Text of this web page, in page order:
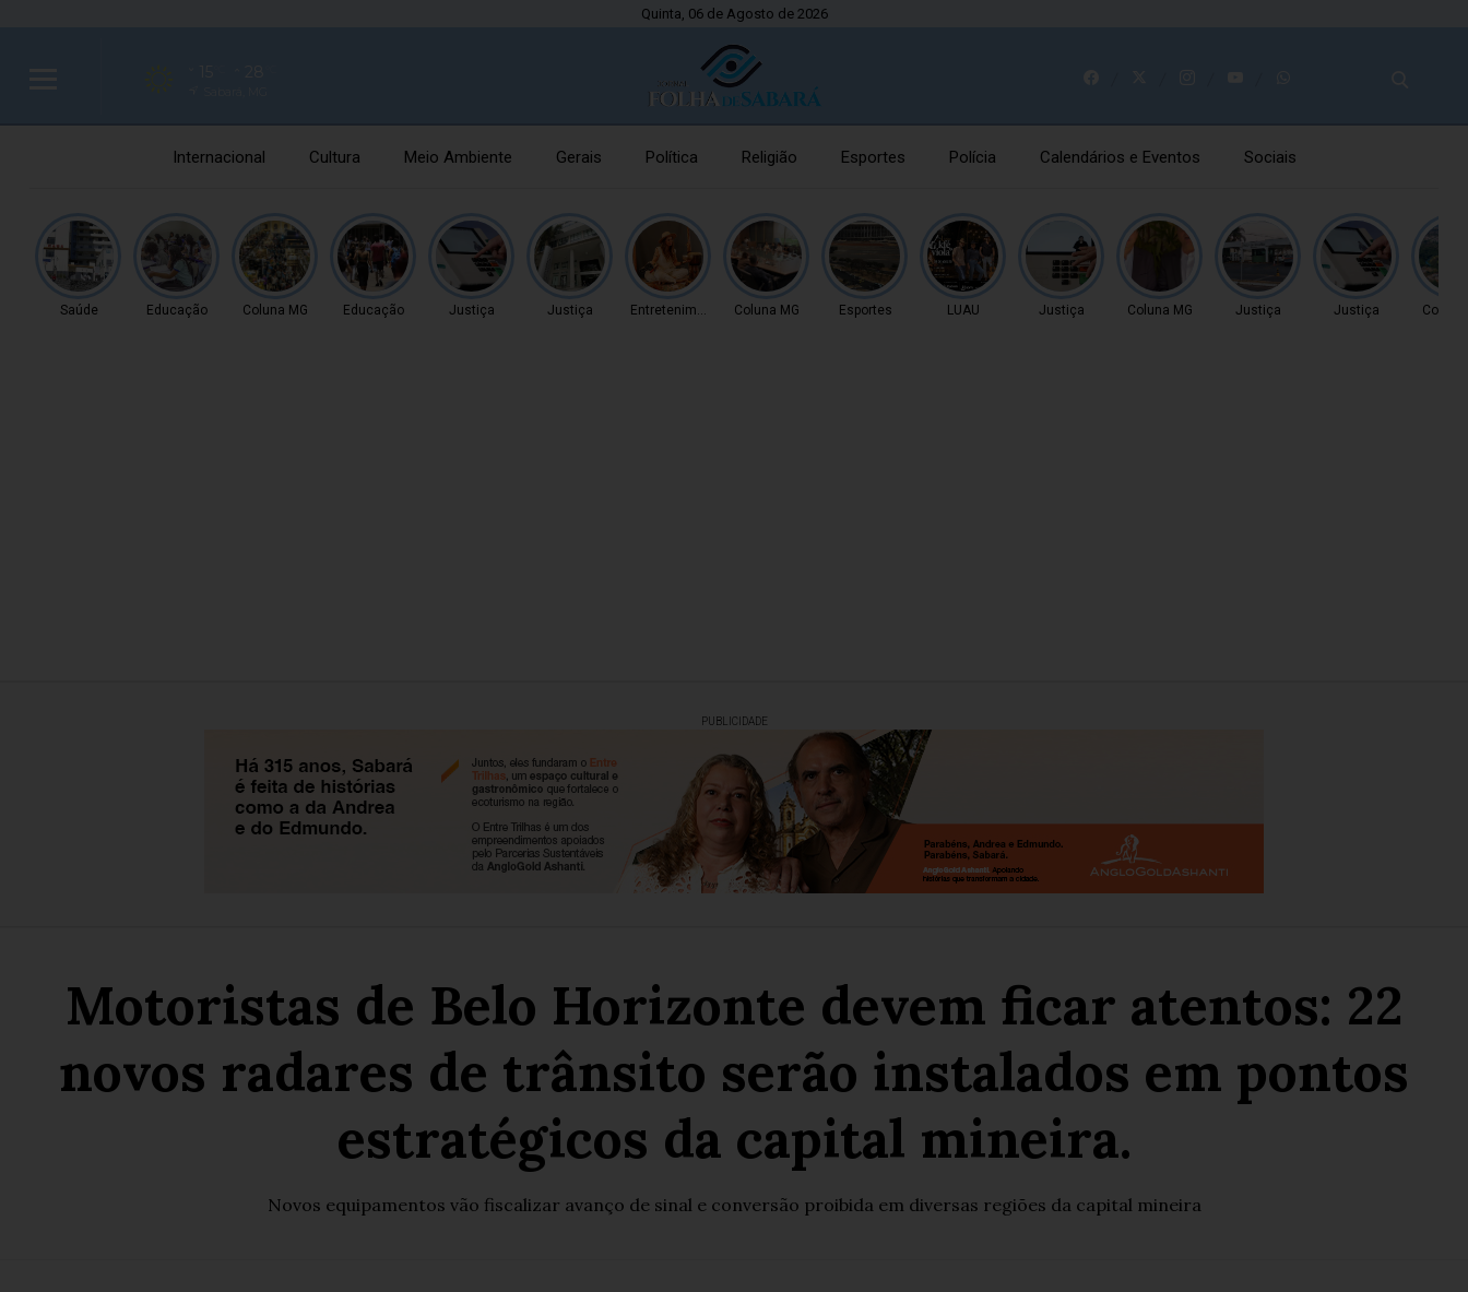
Quinta, 06 de Agosto de 2026
Internacional Cultura Meio Ambiente Gerais Política Religião Esportes Polícia Calendários e Eventos Sociais
Saúde Educação Coluna MG Educação Justiça Justiça Entretenimento Coluna MG Esportes LUAU Justiça Coluna MG Justiça Justiça Coluna
PUBLICIDADE
Motoristas de Belo Horizonte devem ficar atentos: 22
novos radares de trânsito serão instalados em pontos
estratégicos da capital mineira.
Novos equipamentos vão fiscalizar avanço de sinal e conversão proibida em diversas regiões da capital mineira